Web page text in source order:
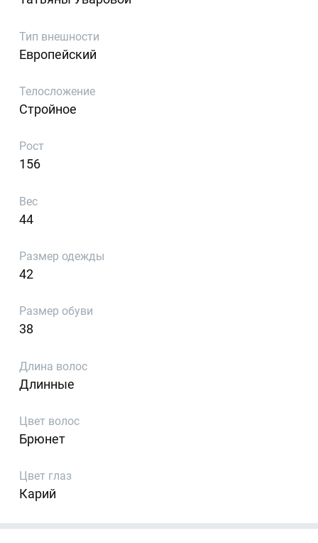
Тип внешности
Европейский
Телосложение
Стройное
Рост
156
Вес
44
Размер одежды
42
Размер обуви
38
Длина волос
Длинные
Цвет волос
Брюнет
Цвет глаз
Карий